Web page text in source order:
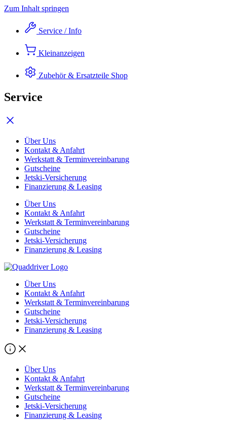
Zum Inhalt springen
Service / Info
Kleinanzeigen
Zubehör & Ersatzteile Shop
Service
Über Uns
Kontakt & Anfahrt
Werkstatt & Terminvereinbarung
Gutscheine
Jetski-Versicherung
Finanzierung & Leasing
Über Uns
Kontakt & Anfahrt
Werkstatt & Terminvereinbarung
Gutscheine
Jetski-Versicherung
Finanzierung & Leasing
Über Uns
Kontakt & Anfahrt
Werkstatt & Terminvereinbarung
Gutscheine
Jetski-Versicherung
Finanzierung & Leasing
Über Uns
Kontakt & Anfahrt
Werkstatt & Terminvereinbarung
Gutscheine
Jetski-Versicherung
Finanzierung & Leasing